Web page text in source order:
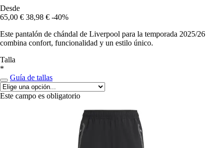
Desde
65,00 € 38,98 € -40%
Este pantalón de chándal de Liverpool para la temporada 2025/26
combina confort, funcionalidad y un estilo único.
Talla
*
Guía de tallas
Este campo es obligatorio